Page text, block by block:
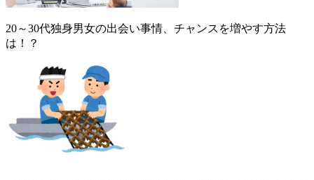
20～30代独身男女の出会い事情、チャンスを増やす方法
は！？